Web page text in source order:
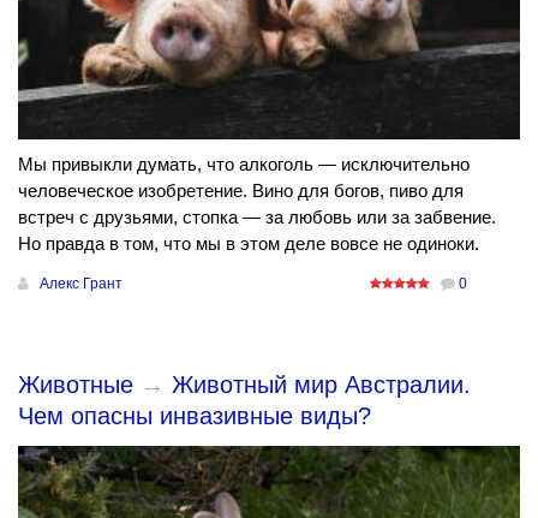
Мы привыкли думать, что алкоголь — исключительно
человеческое изобретение. Вино для богов, пиво для
встреч с друзьями, стопка — за любовь или за забвение.
Но правда в том, что мы в этом деле вовсе не одиноки.
Алекс Грант 0
Животные → Животный мир Австралии.
Чем опасны инвазивные виды?